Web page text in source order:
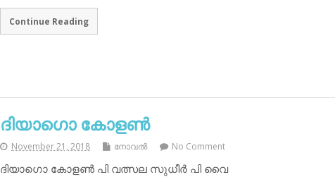
Continue Reading
ദിയാഗൊ കോളൺ
November 21, 2018 നോവല്‍ No Comment
ദിയാഗൊ കോളൺ പി വത്സല സുധീർ പി വൈ